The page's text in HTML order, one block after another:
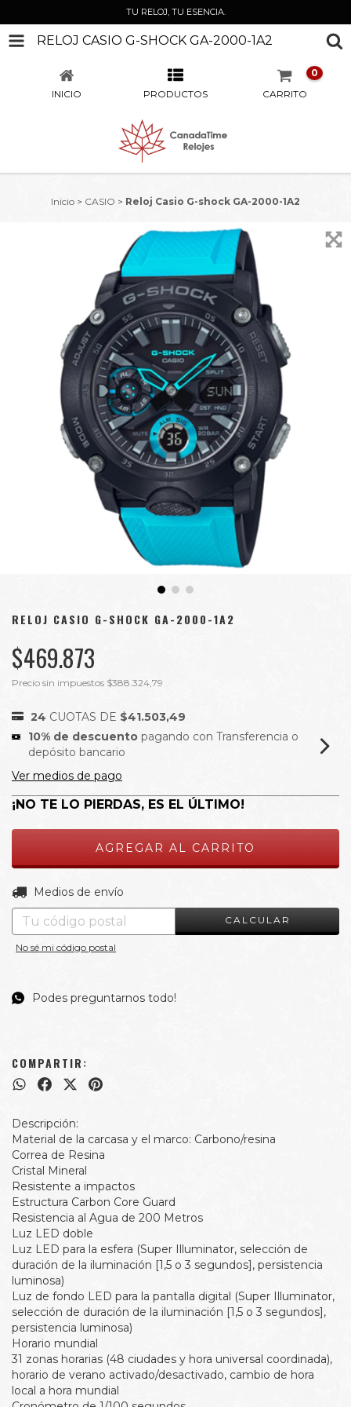
TU RELOJ, TU ESENCIA.
RELOJ CASIO G-SHOCK GA-2000-1A2
INICIO PRODUCTOS CARRITO
0
Inicio > CASIO > Reloj Casio G-shock GA-2000-1A2
RELOJ CASIO G-SHOCK GA-2000-1A2
$469.873
Precio sin impuestos $388.324,79
24 CUOTAS DE $41.503,49
10% de descuento pagando con Transferencia o
depósito bancario
Ver medios de pago
¡NO TE LO PIERDAS, ES EL ÚLTIMO!
Entregas para el CP:
Medios de envío
CALCULAR
No sé mi código postal
Podes preguntarnos todo!
COMPARTIR:
Descripción:
Material de la carcasa y el marco: Carbono/resina
Correa de Resina
Cristal Mineral
Resistente a impactos
Estructura Carbon Core Guard
Resistencia al Agua de 200 Metros
Luz LED doble
Luz LED para la esfera (Super Illuminator, selección de
duración de la iluminación [1,5 o 3 segundos], persistencia
luminosa)
Luz de fondo LED para la pantalla digital (Super Illuminator,
selección de duración de la iluminación [1,5 o 3 segundos],
persistencia luminosa)
Horario mundial
31 zonas horarias (48 ciudades y hora universal coordinada),
horario de verano activado/desactivado, cambio de hora
local a hora mundial